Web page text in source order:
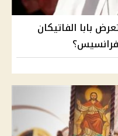
بابا الفاتيكان
فرانسيس؟